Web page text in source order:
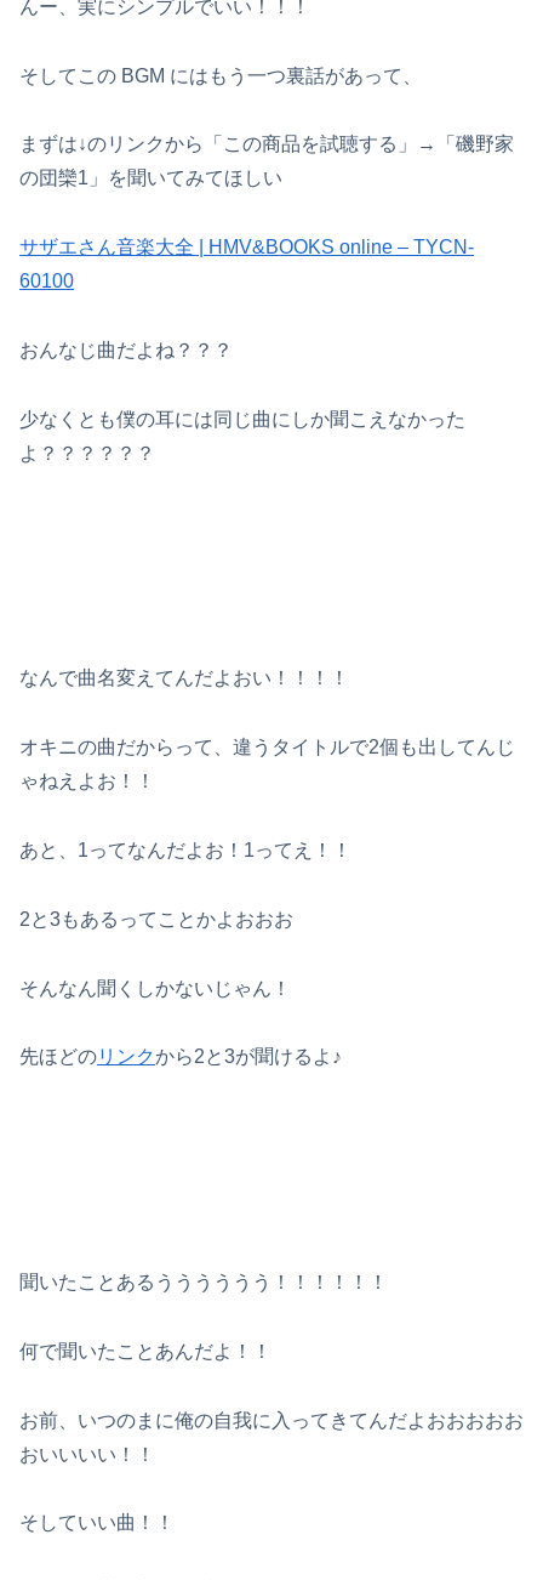
んー、実にシンプルでいい！！！
そしてこの BGM にはもう一つ裏話があって、
まずは↓のリンクから「この商品を試聴する」→「磯野家
の団欒1」を聞いてみてほしい
サザエさん音楽大全 | HMV&BOOKS online – TYCN-
60100
おんなじ曲だよね？？？
少なくとも僕の耳には同じ曲にしか聞こえなかった
よ？？？？？？
なんで曲名変えてんだよおい！！！！
オキニの曲だからって、違うタイトルで2個も出してんじ
ゃねえよお！！
あと、1ってなんだよお！1ってえ！！
2と3もあるってことかよおおお
そんなん聞くしかないじゃん！
先ほどのリンクから2と3が聞けるよ♪
聞いたことあるうううううう！！！！！！
何で聞いたことあんだよ！！
お前、いつのまに俺の自我に入ってきてんだよおおおおお
おいいいい！！
そしていい曲！！